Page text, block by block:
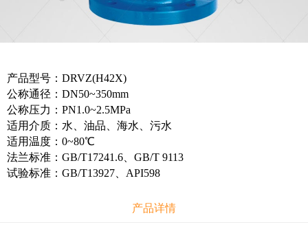
产品型号：DRVZ(H42X)
公称通径：DN50~350mm
公称压力：PN1.0~2.5MPa
适用介质：水、油品、海水、污水
适用温度：0~80℃
法兰标准：GB/T17241.6、GB/T 9113
试验标准：GB/T13927、API598
产品详情